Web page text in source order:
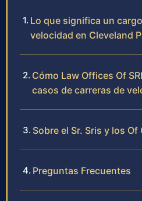
Lo que significa un
velocidad en Cleveland
Cómo Law Offices Of
casos de carreras de
Sobre el Sr. Sris y los
Preguntas Frecuentes